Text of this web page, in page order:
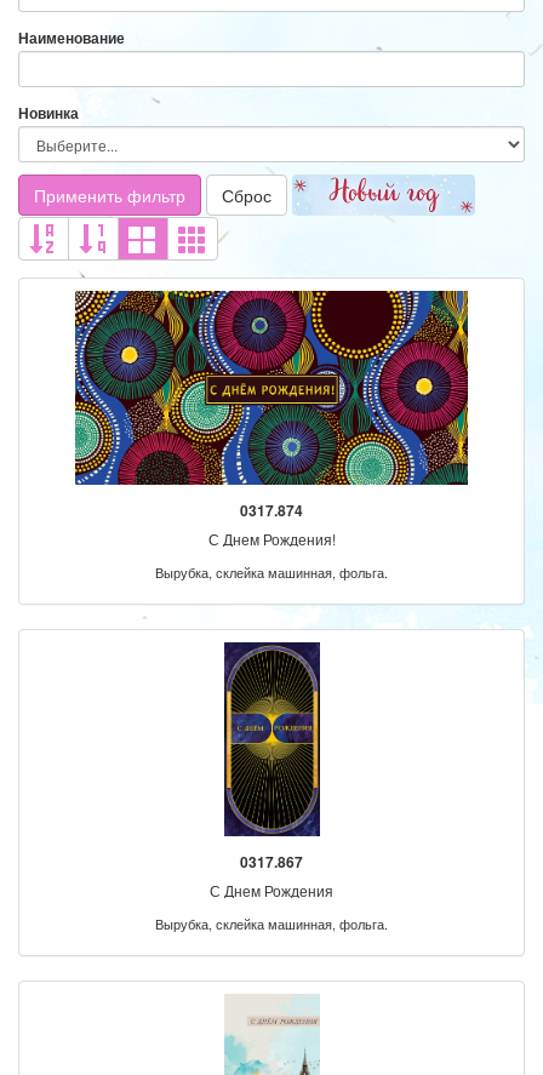
Наименование
Новинка
Применить фильтр Сброс
0317.874
С Днем Рождения!
Вырубка, склейка машинная, фольга.
0317.867
С Днем Рождения
Вырубка, склейка машинная, фольга.